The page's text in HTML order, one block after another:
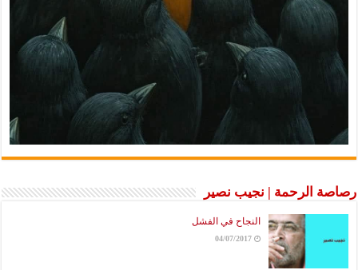
رصاصة الرحمة | نجيب نصير
النجاح في الفشل
04/07/2017